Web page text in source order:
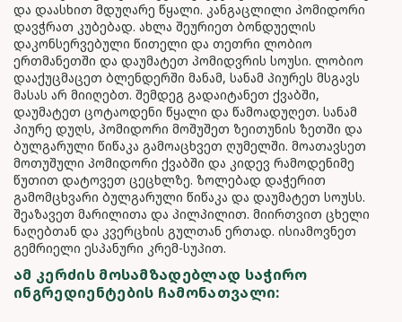
და დაასხით მდუღარე წყალი. კანგაცლილი პომიდორი
დავჭრათ კუბებად. ახლა შეურიეთ ბონდუელის
დაკონსერვებული წითელი და თეთრი ლობიო
ერთმანეთში და დაუმატეთ პომიდვრის სოუსი. ლობიო
დააქუცმაცეთ ბლენდერში მანამ, სანამ პიურეს მსგავს
მასას არ მიიღებთ. შემდეგ გადაიტანეთ ქვაბში,
დაუმატეთ ცოტაოდენი წყალი და წამოადუღეთ. სანამ
პიურე დუღს, პომიდორი მოშუშეთ ზეითუნის ზეთში და
ბულგარული წიწაკა გამოაცხვეთ ღუმელში. მოათავსეთ
მოთუშული პომიდორი ქვაბში და კიდევ რამოდენიმე
წუთით დატოვეთ ცეცხლზე. ზოლებად დაჭერით
გამომცხვარი ბულგარული წიწაკა და დაუმატეთ სოუსს.
შეაზავეთ მარილითა და პილპილით. მიირთვით ცხელი
ნაღებთან და კვერცხის გულთან ერთად. ისიამოვნეთ
გემრიელი ესპანური კრემ-სუპით.
ᲐᲛ ᲙᲔᲠᲫᲘᲡ ᲛᲝᲡᲐᲛᲖᲐᲓᲔᲑᲚᲐᲓ ᲡᲐᲭᲘᲠᲝ
ᲘᲜᲒᲠᲔᲓᲘᲔᲜᲢᲔᲑᲘᲡ ᲩᲐᲛᲝᲜᲐᲗᲕᲐᲚᲘ: